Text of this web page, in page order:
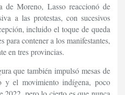
de Moreno, Lasso reaccionó de
a las protestas, con sucesivos
incluido el toque de queda
para contener a los manifestantes,
en tres provincias.
que también impulsó mesas de
y el movimiento indígena, poco